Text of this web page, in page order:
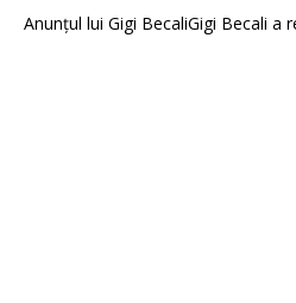
Anunțul lui Gigi BecaliGigi Becali a